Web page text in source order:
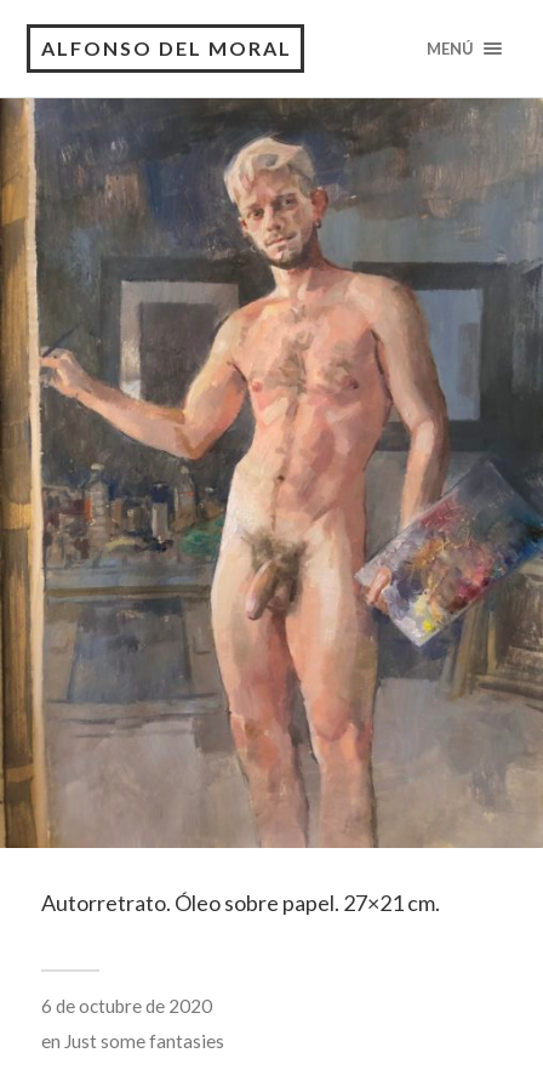
ALFONSO DEL MORAL MENÚ
Autorretrato. Óleo sobre papel. 27×21 cm.
6 de octubre de 2020
en Just some fantasies